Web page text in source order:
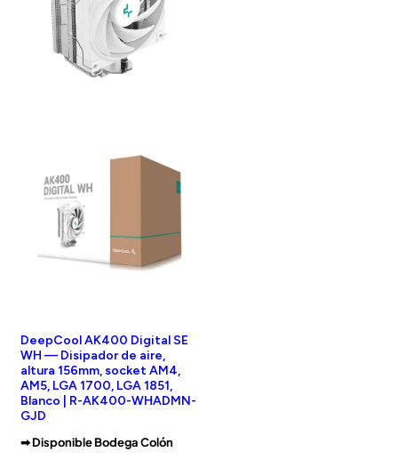
DeepCool AK400 Digital SE
WH — Disipador de aire,
altura 156mm, socket AM4,
AM5, LGA 1700, LGA 1851,
Blanco | R-AK400-WHADMN-
GJD
➡︎ Disponible Bodega Colón